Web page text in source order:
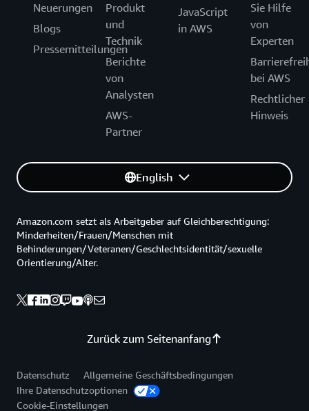
Neuerungen
Blogs
Pressemitteilungen
Produkt
und
Technik
Berichte
von
Analysten
AWS-
Partner
JavaScript
in AWS
Sie Hilfe
von
Experten
bei AWS
Rechtlicher
Hinweis
English
Zurück zum Seitenanfang
Amazon.com setzt als Arbeitgeber auf Gleichberechtigung:
Minderheiten/Frauen/Menschen mit
Behinderungen/Veteranen/Geschlechtsidentität/sexuelle
Orientierung/Alter.
Datenschutz
Allgemeine Geschäftsbedingungen
Ihre Datenschutzoptionen
Cookie-Einstellungen